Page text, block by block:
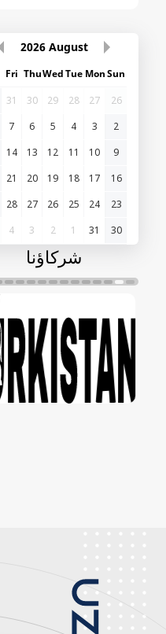
August
2026
Sun
Mon
Tue
Wed
Thu
Fri
26
27
28
29
30
31
2
3
4
5
6
7
9
10
11
12
13
14
16
17
18
19
20
21
23
24
25
26
27
28
30
31
1
2
3
4
شركاؤنا